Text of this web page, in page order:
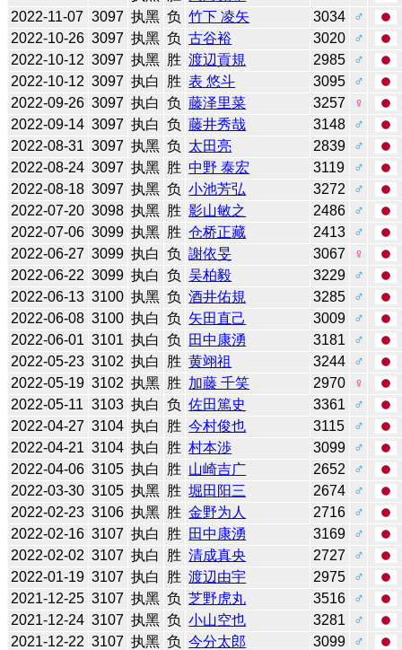
2022-11-07 3097 执黑 负 竹下 凌矢 3034
♂
2022-10-26 3097 执黑 负 古谷裕 3020
♂
2022-10-12 3097 执黑 胜 渡辺貢規 2985
♂
2022-10-12 3097 执白 胜 表 悠斗 3095
♂
2022-09-26 3097 执白 负 藤泽里菜 3257
♀
2022-09-14 3097 执白 负 藤井秀哉 3148
♂
2022-08-31 3097 执黑 负 太田亮 2839
♂
2022-08-24 3097 执黑 胜 中野 泰宏 3119
♂
2022-08-18 3097 执黑 负 小池芳弘 3272
♂
2022-07-20 3098 执黑 胜 影山敏之 2486
♂
2022-07-06 3099 执黑 胜 仓桥正藏 2413
♂
2022-06-27 3099 执白 负 謝依旻 3067
♀
2022-06-22 3099 执白 负 吴柏毅 3229
♂
2022-06-13 3100 执黑 负 酒井佑規 3285
♂
2022-06-08 3100 执白 负 矢田直己 3009
♂
2022-06-01 3101 执白 负 田中康湧 3181
♂
2022-05-23 3102 执白 胜 黄翊祖 3244
♂
2022-05-19 3102 执黑 胜 加藤 千笑 2970
♀
2022-05-11 3103 执白 负 佐田篤史 3361
♂
2022-04-27 3104 执白 胜 今村俊也 3115
♂
2022-04-21 3104 执白 胜 村本渉 3099
♂
2022-04-06 3105 执白 胜 山崎吉广 2652
♂
2022-03-30 3105 执黑 胜 堀田阳三 2674
♂
2022-02-23 3106 执黑 胜 金野为人 2716
♂
2022-02-16 3107 执白 胜 田中康湧 3169
♂
2022-02-02 3107 执白 胜 清成真央 2727
♂
2022-01-19 3107 执白 胜 渡辺由宇 2975
♂
2021-12-25 3107 执黑 负 芝野虎丸 3516
♂
2021-12-24 3107 执黑 负 小山空也 3281
♂
2021-12-22 3107 执黑 负 今分太郎 3099
♂